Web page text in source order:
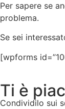
Per sapere se
problema.
Se sei
[wpforms
Ti è
Condividilo sui